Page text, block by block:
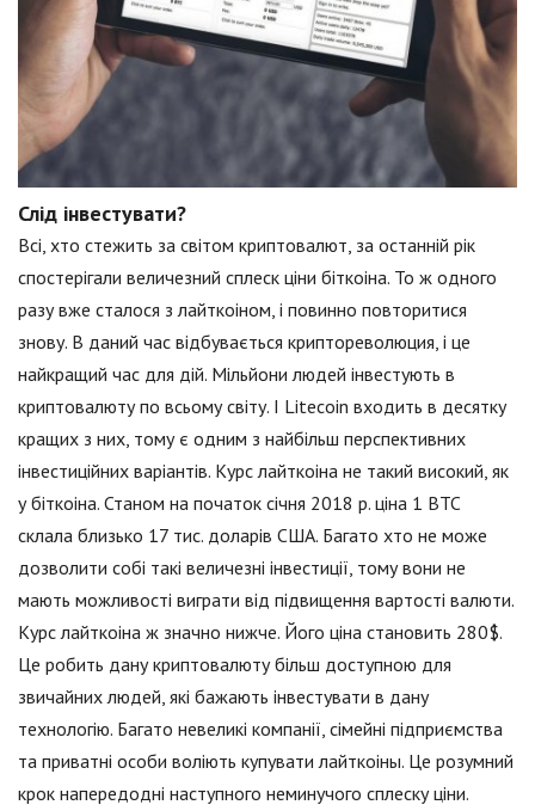
Слід інвестувати?
Всі, хто стежить за світом криптовалют, за останній рік
спостерігали величезний сплеск ціни біткоіна. То ж одного
разу вже сталося з лайткоіном, і повинно повторитися
знову. В даний час відбувається криптореволюция, і це
найкращий час для дій. Мільйони людей інвестують в
криптовалюту по всьому світу. І Litecoin входить в десятку
кращих з них, тому є одним з найбільш перспективних
інвестиційних варіантів. Курс лайткоіна не такий високий, як
у біткоіна. Станом на початок січня 2018 р. ціна 1 ВТС
склала близько 17 тис. доларів США. Багато хто не може
дозволити собі такі величезні інвестиції, тому вони не
мають можливості виграти від підвищення вартості валюти.
Курс лайткоіна ж значно нижче. Його ціна становить 280$.
Це робить дану криптовалюту більш доступною для
звичайних людей, які бажають інвестувати в дану
технологію. Багато невеликі компанії, сімейні підприємства
та приватні особи воліють купувати лайткоіны. Це розумний
крок напередодні наступного неминучого сплеску ціни.